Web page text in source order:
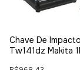
Chave De
Tw141dz Makita